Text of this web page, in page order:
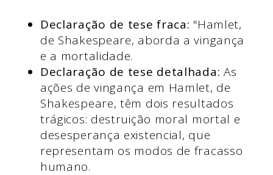
Declaração de tese fraca: "Hamlet,
de Shakespeare, aborda a vingança
e a mortalidade.
Declaração de tese detalhada: As
ações de vingança em Hamlet, de
Shakespeare, têm dois resultados
trágicos: destruição moral mortal e
desesperança existencial, que
representam os modos de fracasso
humano.